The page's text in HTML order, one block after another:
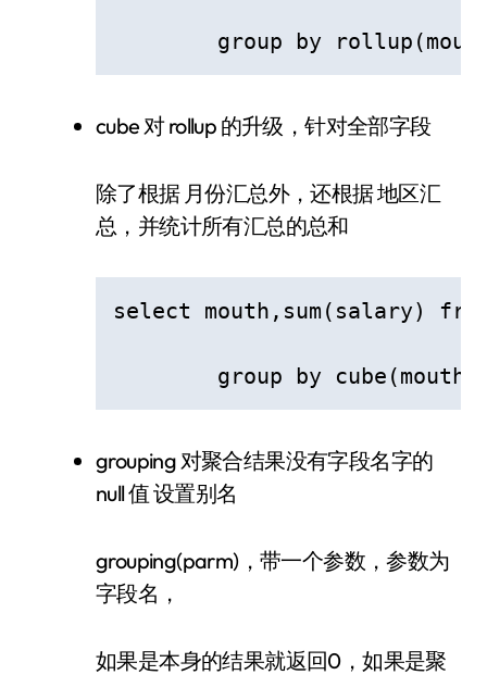
group by
cube 对 rollup 的升级，针对全部字段
除了根据 月份汇总外，还根据 地区汇
总，并统计所有汇总的总和
select mouth,sum(salary) from
group by
grouping 对聚合结果没有字段名字的
null 值 设置别名
grouping(parm)，带一个参数，参数为
字段名，
如果是本身的结果就返回0，如果是聚